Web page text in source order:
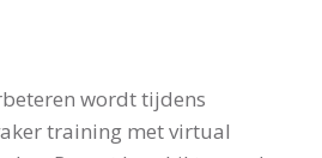
wordt tijdens
training met virtual